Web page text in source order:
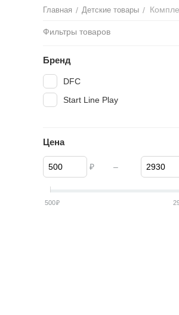
Главная / Детские товары /
Фильтры товаров
Бренд
DFC
Start Line Play
Цена
₽ –
500₽